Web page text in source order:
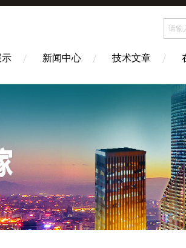
示 新闻中心 技术文章